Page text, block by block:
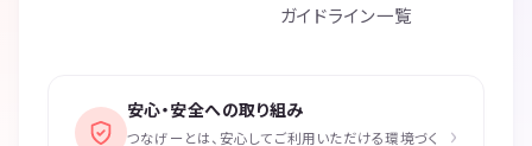
ガイドライン一覧
安心・安全への取り組み
つなげーとは、安心してご利用いただける環境づく ›